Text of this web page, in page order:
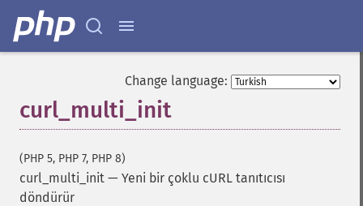
Change language:
curl_multi_init
(PHP 5, PHP 7, PHP 8)
curl_multi_init — Yeni bir çoklu cURL tanıtıcısı
döndürür